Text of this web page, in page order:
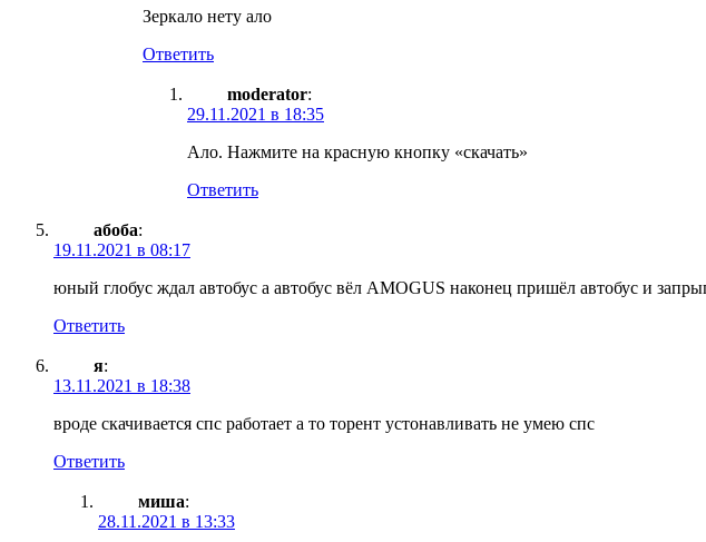
Зеркало нету ало
Ответить
moderator:
29.11.2021 в 18:35
Ало. Нажмите на красную кнопку «скачать»
Ответить
абоба:
19.11.2021 в 08:17
юный глобус ждал автобус а автобус вёл AMOGUS наконец пришёл автобус и
Ответить
я:
13.11.2021 в 18:38
вроде скачивается спс работает а то торент устонавливать не умею спс
Ответить
миша:
28.11.2021 в 13:33